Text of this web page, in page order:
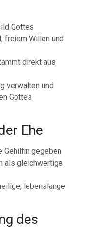
Gottes
freiem Willen und
direkt aus
verwalten und
Gottes
Ehe
Gehilfin gegeben
als gleichwertige
lebenslange
des